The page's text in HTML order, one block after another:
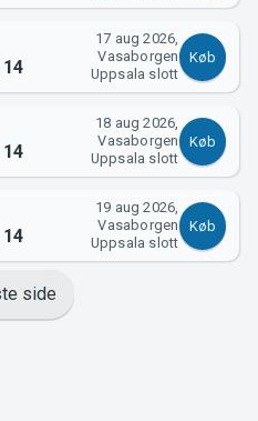
17 aug 2026,
Vasaborgen
Uppsala slott
Køb
18 aug 2026,
Vasaborgen
Uppsala slott
Køb
19 aug 2026,
Vasaborgen
Uppsala slott
Køb
side